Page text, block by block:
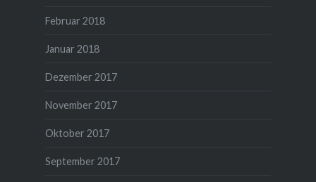
Februar 2018
Januar 2018
Dezember 2017
November 2017
Oktober 2017
September 2017